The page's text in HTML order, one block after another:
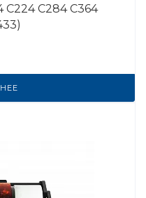
C224 C284 C364